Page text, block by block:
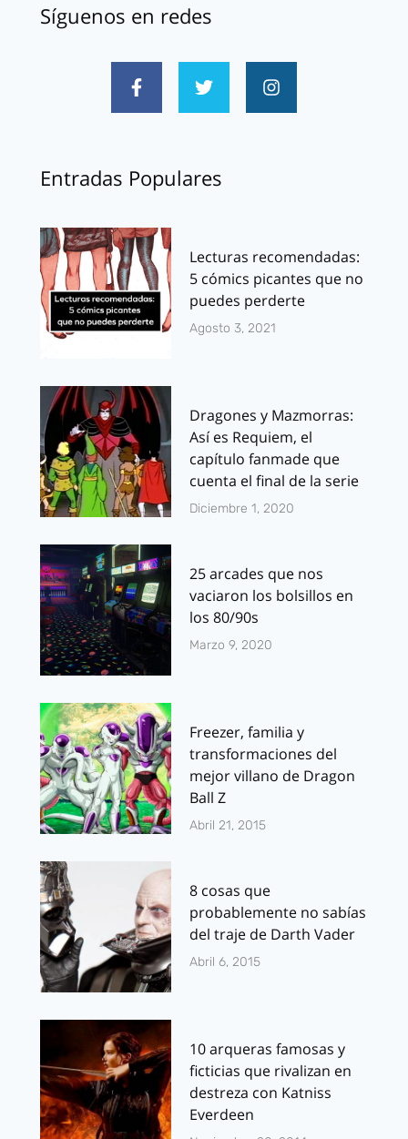
Síguenos en redes
Entradas Populares
Lecturas recomendadas:
5 cómics picantes que no
puedes perderte
Agosto 3, 2021
Dragones y Mazmorras:
Así es Requiem, el
capítulo fanmade que
cuenta el final de la serie
Diciembre 1, 2020
25 arcades que nos
vaciaron los bolsillos en
los 80/90s
Marzo 9, 2020
Freezer, familia y
transformaciones del
mejor villano de Dragon
Ball Z
Abril 21, 2015
8 cosas que
probablemente no sabías
del traje de Darth Vader
Abril 6, 2015
10 arqueras famosas y
ficticias que rivalizan en
destreza con Katniss
Everdeen